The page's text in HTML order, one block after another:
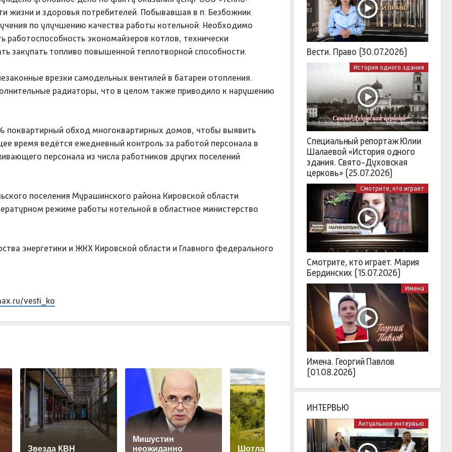
жизни и здоровья потребителей. Побывавшая в п. Безбожник
по улучшению качества работы котельной. Необходимо
работоспособность экономайзеров котлов, технически
закупать топливо повышенной теплотворной способности.
врезки самодельных вентилей в батареи отопления.
радиаторы, что в целом также приводило к нарушению
поквартирный обход многоквартирных домов, чтобы выявить
время ведётся ежедневный контроль за работой персонала в
персонала из числа работников других поселений
поселения Мурашинского района Кировской области
режиме работы котельной в областное министерство
энергетики и ЖКХ Кировской области и Главного федерального
vesti_ko
Звезда КВН
Мишустин
неожиданно
Шотландский замок В Кызыле найдено
Вести. Право (30.07.2026)
История одного здания
Специальный репортаж Юлии
Шалаевой «История одного
здания. Свято-Духовская
церковь» (25.07.2026)
Смотрите, кто играет
Смотрите, кто играет. Мария
Бердинских (15.07.2026)
Имена
Имена. Георгий Павлов
(01.08.2026)
ИНТЕРВЬЮ
Актуальное интервью